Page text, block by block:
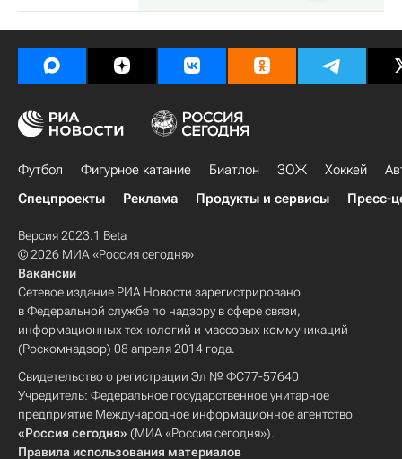
Футбол Фигурное катание Биатлон ЗОЖ Хоккей
Спецпроекты
Реклама Продукты и сервисы Пресс-
Версия 2023.1 Beta
© 2026 МИА «Россия сегодня»
Вакансии
Сетевое издание РИА Новости зарегистрировано
в Федеральной службе по надзору в сфере связи,
информационных технологий и массовых коммуникаций
(Роскомнадзор) 08 апреля 2014 года.
Свидетельство о регистрации Эл № ФС77-57640
Учредитель: Федеральное государственное унитарное
предприятие Международное информационное агентство
«Россия сегодня» (МИА «Россия сегодня»).
Правила использования материалов